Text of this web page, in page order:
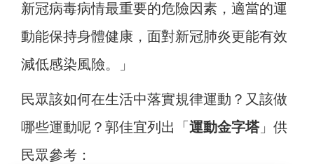
新冠病毒病情最重要的危險因素，適當的運
動能保持身體健康，面對新冠肺炎更能有效
減低感染風險。」
民眾該如何在生活中落實規律運動？又該做
哪些運動呢？郭佳宜列出「 運動金字塔 」供
民眾參考：